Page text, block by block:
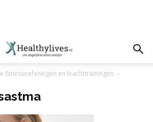
fitnessoefeningen en krachttrainingen